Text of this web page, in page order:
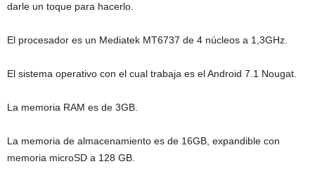
darle un toque para hacerlo.
El procesador es un Mediatek MT6737 de 4 núcleos a 1,3GHz.
El sistema operativo con el cual trabaja es el Android 7.1 Nougat.
La memoria RAM es de 3GB.
La memoria de almacenamiento es de 16GB, expandible con
memoria microSD a 128 GB.